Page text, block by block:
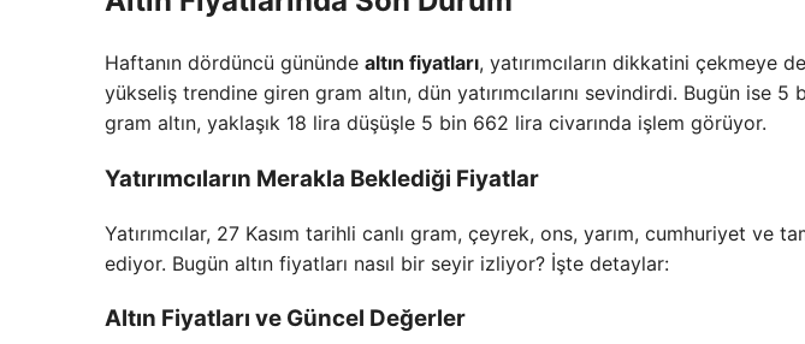
Haftanın dördüncü gününde altın fiyatları, yatırımcıların dikkatini çekmeye
yükseliş trendine giren gram altın, dün yatırımcılarını sevindirdi. Bugün ise
gram altın, yaklaşık 18 lira düşüşle 5 bin 662 lira civarında işlem görüyor.
Yatırımcıların Merakla Beklediği Fiyatlar
Yatırımcılar, 27 Kasım tarihli canlı gram, çeyrek, ons, yarım, cumhuriyet ve
ediyor. Bugün altın fiyatları nasıl bir seyir izliyor? İşte detaylar:
Altın Fiyatları ve Güncel Değerler